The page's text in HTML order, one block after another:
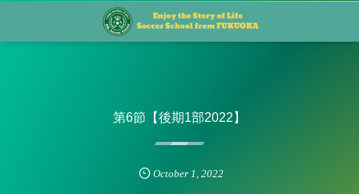
第6節【後期1部2022】
October 1 , 2022